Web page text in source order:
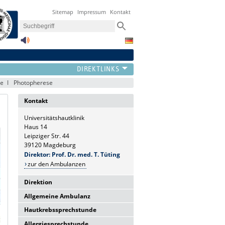
Sitemap Impressum Kontakt
Photopherese
Kontakt
Universitätshautklinik
Haus 14
Leipziger Str. 44
39120 Magdeburg
Direktor: Prof. Dr. med. T. Tüting
zur den Ambulanzen
Allgemeine Ambulanz
Sie erreichen uns telefonisch Mo-Fr.:
8-10 Uhr
Hautkrebssprechstunde
Direktion
Universitätshautklinik
Haus 14
Leipziger Str. 44